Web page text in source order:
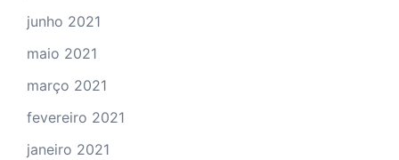
junho 2021
maio 2021
março 2021
fevereiro 2021
janeiro 2021